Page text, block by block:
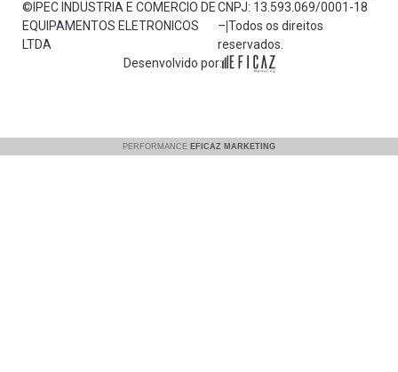
©IPEC INDUSTRIA E COMERCIO DE
EQUIPAMENTOS ELETRONICOS
LTDA
CNPJ: 13.593.069/0001-18
– Todos os direitos
reservados.
Desenvolvido por: